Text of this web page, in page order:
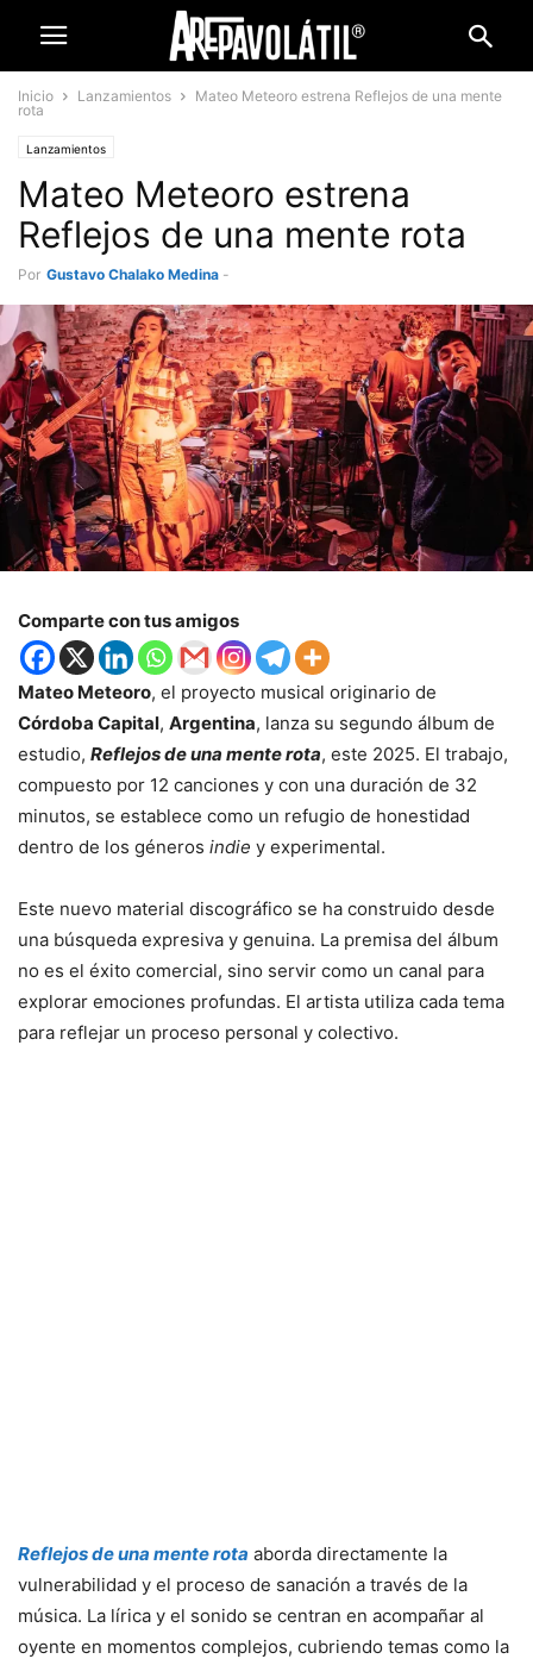
Inicio Lanzamientos
Mateo Meteoro estrena Reflejos de una mente
rota
Lanzamientos
Mateo Meteoro estrena
Reflejos de una mente rota
Por Gustavo Chalako Medina -
Comparte con tus amigos
Mateo Meteoro, el proyecto musical originario de
Córdoba Capital, Argentina, lanza su segundo álbum de
estudio, Reflejos de una mente rota, este 2025. El trabajo,
compuesto por 12 canciones y con una duración de 32
minutos, se establece como un refugio de honestidad
dentro de los géneros indie y experimental.
Este nuevo material discográfico se ha construido desde
una búsqueda expresiva y genuina. La premisa del álbum
no es el éxito comercial, sino servir como un canal para
explorar emociones profundas. El artista utiliza cada tema
para reflejar un proceso personal y colectivo.
Reflejos de una mente rota aborda directamente la
vulnerabilidad y el proceso de sanación a través de la
música. La lírica y el sonido se centran en acompañar al
oyente en momentos complejos, cubriendo temas como la